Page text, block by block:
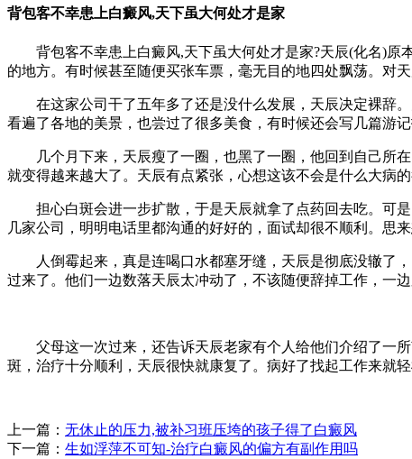
背包客不幸患上白癜风,天下虽大何处才是家
背包客不幸患上白癜风,天下虽大何处才是家?天辰(化名)原
的地方。有时候甚至随便买张车票，毫无目的地四处飘荡。对
在这家公司干了五年多了还是没什么发展，天辰决定裸辞。
看遍了各地的美景，也尝过了很多美食，有时候还会写几篇游
几个月下来，天辰瘦了一圈，也黑了一圈，他回到自己所在
就变得越来越大了。天辰有点紧张，心想这该不会是什么大病
担心白斑会进一步扩散，于是天辰就拿了点药回去吃。可是
几家公司，明明电话里都沟通的好好的，面试却很不顺利。思
人倒霉起来，真是连喝口水都塞牙缝，天辰是彻底没辙了，
过来了。他们一边数落天辰太冲动了，不该随便辞掉工作，一
父母这一次过来，还告诉天辰老家有个人给他们介绍了一所
斑，治疗十分顺利，天辰很快就康复了。病好了找起工作来就
上一篇： 无休止的压力,被补习班压垮的孩子得了白癜风
下一篇： 生如浮萍不可知-治疗白癜风的偏方有副作用吗